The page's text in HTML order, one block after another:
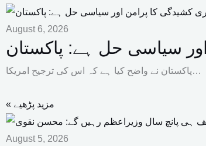
August 6, 2026
اور سیاسی حل ہے: پاکستان
پاکستان نے واضح کیا ہے کہ اس کی ترجیح امریکا…
« مزید پڑھیے
August 5, 2026